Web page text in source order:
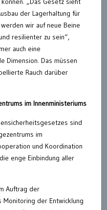
der Lagerhaltung für
wir auf neue Beine
resilienter zu sein“,
auch eine
Dimension. Das müssen
Rauch darüber
im Innenministeriums
sind
im
und Koordination
enge Einbindung aller
Auftrag der
der Entwicklung